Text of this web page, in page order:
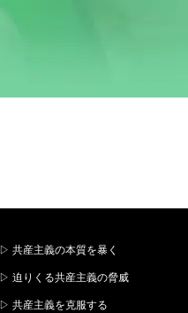
▷ 共産主義の本質を暴く
▷ 迫りくる共産主義の脅威
▷ 共産主義を克服する